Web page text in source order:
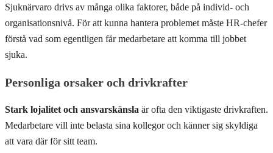
Sjuknärvaro drivs av många olika faktorer, både på individ- och
organisationsnivå. För att kunna hantera problemet måste HR-chefer
förstå vad som egentligen får medarbetare att komma till jobbet
sjuka.
Personliga orsaker och drivkrafter
Stark lojalitet och ansvarskänsla är ofta den viktigaste drivkraften.
Medarbetare vill inte belasta sina kollegor och känner sig skyldiga
att vara där för sitt team.